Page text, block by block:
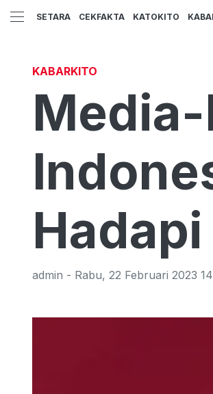
SETARA CEKFAKTA KATOKITO
KABARKITO
admin - Rabu, 22 Februari 2023